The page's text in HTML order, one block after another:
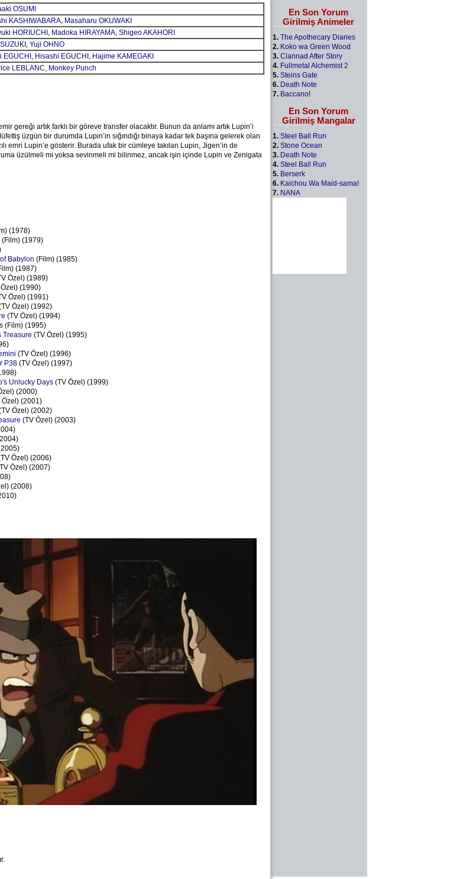
OSUMI
KASHIWABARA, Masaharu OKUWAKI
HORIUCHI , Madoka HIRAYAMA, Shigeo AKAHORI
, Yuji OHNO
EGUCHI , Hisashi EGUCHI , Hajime KAMEGAKI
LEBLANC, Monkey Punch
gereği artık farklı bir göreve transfer olacaktır. Bunun da anlamı artık Lupin’i
üzgün bir durumda Lupin’in sığındığı binaya kadar tek başına gelerek olan
emri Lupin’e gösterir. Burada ufak bir cümleye takılan Lupin, Jigen’in de
üzülmeli mi yoksa sevinmeli mi bilinmez, ancak işin içinde Lupin ve Zenigata
(1978)
(Film) (1979)
Babylon (Film) (1985)
(1987)
Özel) (1989)
(1990)
Özel) (1991)
Özel) (1992)
(TV Özel) (1994)
(Film) (1995)
Treasure (TV Özel) (1995)
(TV Özel) (1996)
P38(TV Özel) (1997)
Unlucky Days(TV Özel) (1999)
(2000)
Özel) (2001)
Özel) (2002)
(TV Özel) (2003)
Özel) (2006)
Özel) (2007)
(2008)
En Son Yorum
Girilmiş Animeler
1. The Apothecary Diaries
2. Koko wa Green Wood
3. Clannad After Story
4. Fullmetal Alchemist 2
5. Steins Gate
6. Death Note
7. Baccano!
En Son Yorum
Girilmiş Mangalar
1. Steel Ball Run
2. Stone Ocean
3. Death Note
4. Steel Ball Run
5. Berserk
6. Kaichou Wa Maid-sama!
7. NANA